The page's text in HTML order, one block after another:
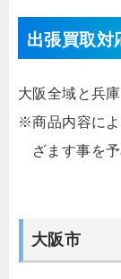
出張買取対
大阪全域と兵
※商品内容に
ざます事を
大阪市